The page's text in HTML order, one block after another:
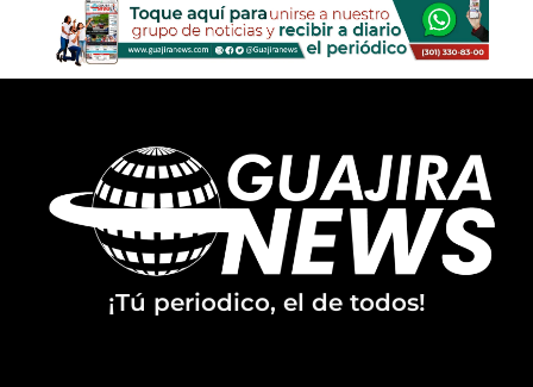
¡Tú periodico, el de todos!